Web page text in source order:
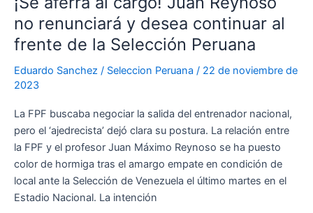
mira
no renunciará y desea continuar al
frente de la Selección Peruana
Eduardo Sanchez / Seleccion Peruana / 22 de noviembre de
2023
La FPF buscaba negociar la salida del entrenador nacional,
pero el ‘ajedrecista’ dejó clara su postura. La relación entre
la FPF y el profesor Juan Máximo Reynoso se ha puesto
color de hormiga tras el amargo empate en condición de
local ante la Selección de Venezuela el último martes en el
Estadio Nacional. La intención